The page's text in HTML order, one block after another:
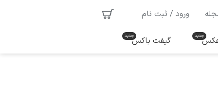
ورود / ثبت نام
عکس گیفت باکس